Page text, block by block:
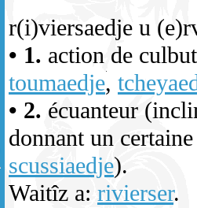
r(i)viersaedje u
• 1. action de
toumaedje,
• 2. écuanteur
donnant un
scussiaedje).
Waitîz a: rivierser.